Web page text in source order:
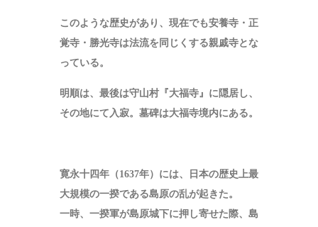
このような歴史があり、現在でも安養寺・正
覚寺・勝光寺は法流を同じくする親戚寺とな
っている。
明順は、最後は守山村『大福寺』に隠居し、
その地にて入寂。墓碑は大福寺境内にある。
寛永十四年（1637年）には、日本の歴史上最
大規模の一揆である島原の乱が起きた。
一時、一揆軍が島原城下に押し寄せた際、島